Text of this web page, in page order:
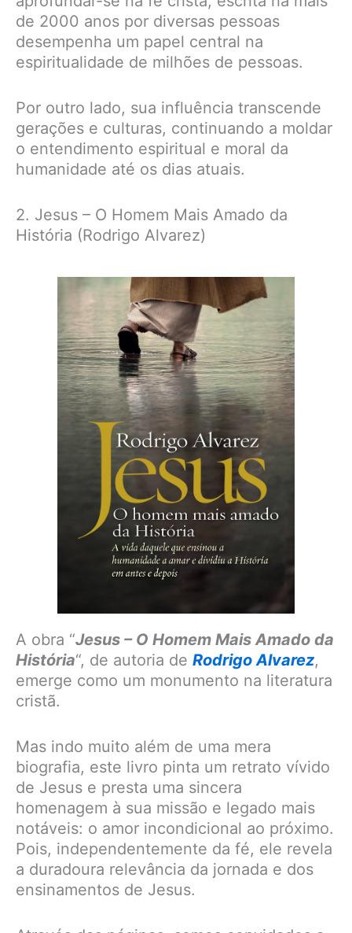
de 2000 anos por diversas pessoas
desempenha um papel central na
espiritualidade de milhões de pessoas.
Por outro lado, sua influência transcende
gerações e culturas, continuando a moldar
o entendimento espiritual e moral da
humanidade até os dias atuais.
2. Jesus – O Homem Mais Amado da
História (Rodrigo Alvarez)
A obra “Jesus – O Homem Mais Amado da
História“, de autoria de Rodrigo Alvarez,
emerge como um monumento na literatura
cristã.
Mas indo muito além de uma mera
biografia, este livro pinta um retrato vívido
de Jesus e presta uma sincera
homenagem à sua missão e legado mais
notáveis: o amor incondicional ao próximo.
Pois, independentemente da fé, ele revela
a duradoura relevância da jornada e dos
ensinamentos de Jesus.